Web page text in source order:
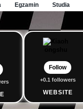
Egzamin Studia
Follow
+0.1 followers
WEBSITE